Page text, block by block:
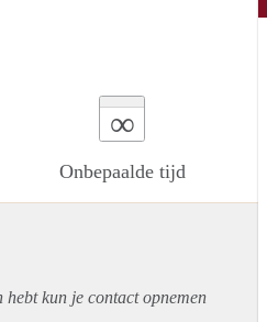
∞
Onbepaalde tijd
kun je contact opnemen